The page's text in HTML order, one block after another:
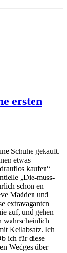
ersten
Schuhe gekauft.
etwas
kaufen“
„Die-muss-
schon en
Madden und
extravaganten
auf, und gehen
wahrscheinlich
Keilabsatz. Ich
ich für diese
Wedges über